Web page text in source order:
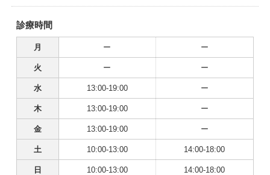
診療時間
月 ー ー
火 ー ー
水 13:00-19:00 ー
木 13:00-19:00 ー
金 13:00-19:00 ー
土 10:00-13:00 14:00-18:00
日 10:00-13:00 14:00-18:00